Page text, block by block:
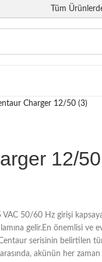
Tüm
Charger 12/50 (3)
12/
VAC 50/60 Hz girişi
gelir.En önemlisi
serisinin belirtilen
akünün her